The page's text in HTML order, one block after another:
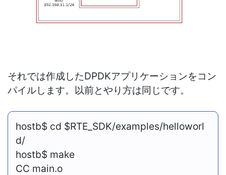
それでは作成したDPDKアプリケーションをコン
パイルします。以前とやり方は同じです。
hostb$ cd $RTE_SDK/examples/helloworl
d/
hostb$ make
CC main.o